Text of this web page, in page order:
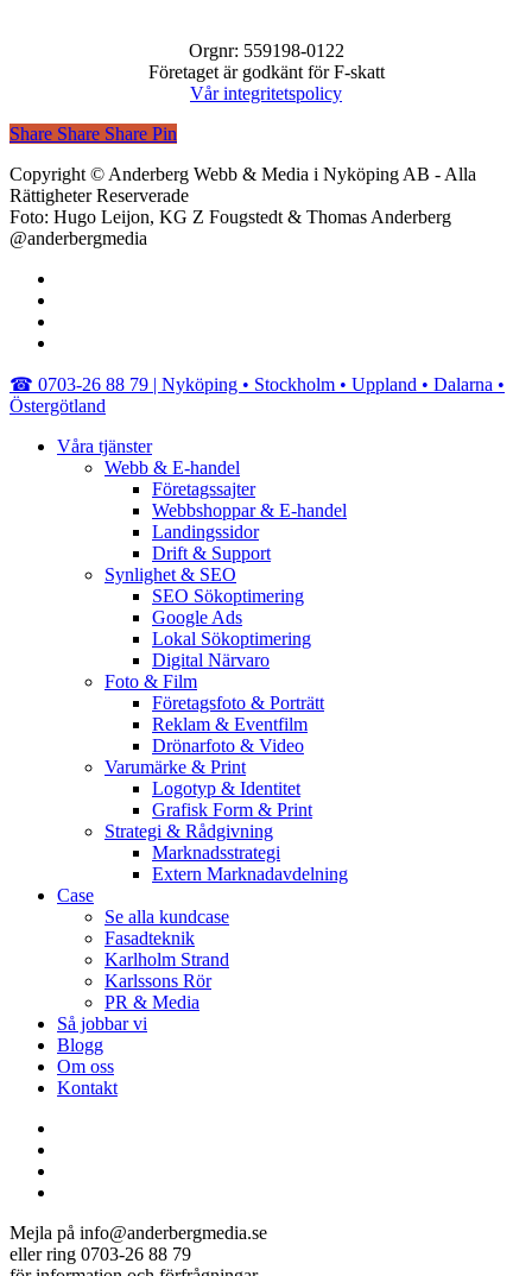
Orgnr: 559198-0122
Företaget är godkänt för F-skatt
Vår integritetspolicy
Share
Share Share Share Pin
Copyright © Anderberg Webb & Media i Nyköping AB - Alla
Rättigheter Reserverade
Foto: Hugo Leijon, KG Z Fougstedt & Thomas Anderberg
@anderbergmedia
Close
Menu
☎︎ 0703-26 88 79 | Nyköping • Stockholm • Uppland • Dalarna •
Östergötland
Våra tjänster
Webb & E-handel
Företagssajter
Webbshoppar & E-handel
Landingssidor
Drift & Support
Synlighet & SEO
SEO Sökoptimering
Google Ads
Lokal Sökoptimering
Digital Närvaro
Foto & Film
Företagsfoto & Porträtt
Reklam & Eventfilm
Drönarfoto & Video
Varumärke & Print
Logotyp & Identitet
Grafisk Form & Print
Strategi & Rådgivning
Marknadsstrategi
Extern Marknadavdelning
Case
Se alla kundcase
Fasadteknik
Karlholm Strand
Karlssons Rör
PR & Media
Så jobbar vi
Blogg
Om oss
Kontakt
Mejla på info@anderbergmedia.se
eller ring 0703-26 88 79